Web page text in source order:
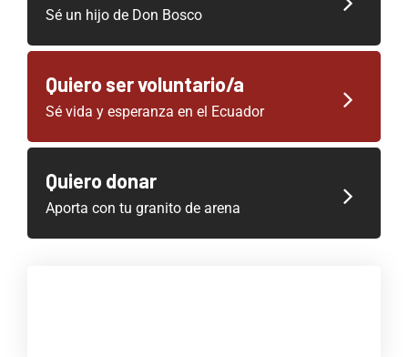
Sé un hijo de Don Bosco
Quiero ser voluntario/a
Sé vida y esperanza en el Ecuador
Quiero donar
Aporta con tu granito de arena